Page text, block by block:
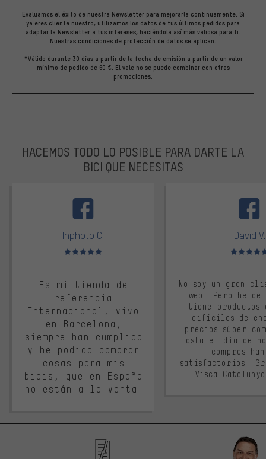
Evaluamos el éxito de nuestra Newsletter para mejorarla continuamente. Si
ya eres cliente nuestro, utilizamos los datos de tus últimos pedidos para
adaptar la Newsletter a tus intereses, haciéndola así más valiosa para ti.
Nuestras condiciones de protección de datos se aplican.
*Válido durante 30 días a partir de la fecha de emisión a partir de un valor
mínimo de pedido de 60 €. El vale no se puede combinar con otras
promociones.
HACEMOS TODO LO POSIBLE PARA DARTE LA
BICI QUE NECESITAS
Inphoto C.
Valoración media: 5 de 5
Es mi tienda de
referencia
Internacional, vivo
en Barcelona,
siempre han cumplido
y he podido comprar
cosas para mis
bicis, que en España
no están a la venta.
David V.
Valoración
No soy un gran
web. Pero he
tiene productos
difíciles de
precios súper
Hasta el día de
compras
satisfactorios.
Visca